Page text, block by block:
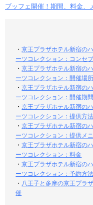
ブッフェ開催！期間、料金、
・京王プラザホテル新宿の
ーツコレクション：コンセ
・京王プラザホテル新宿の
ーツコレクション：開催場所
・京王プラザホテル新宿の
ーツコレクション：開催期
・京王プラザホテル新宿の
ーツコレクション：提供方法
・京王プラザホテル新宿の
ーツコレクション：提供メ
・京王プラザホテル新宿の
ーツコレクション：料金
・京王プラザホテル新宿の
ーツコレクション：予約方法
・ 八王子と多摩の京王プラ
催